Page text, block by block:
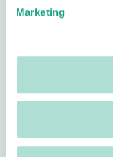
Marketing
Reviews
Footer